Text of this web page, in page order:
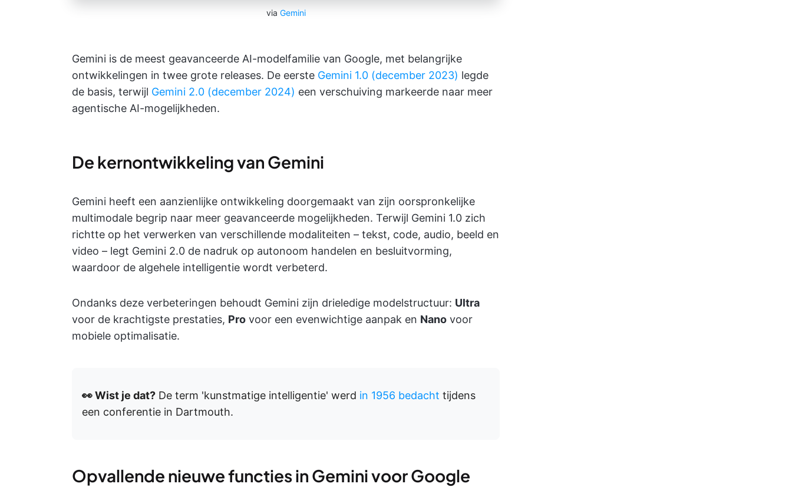
via Gemini
Gemini is de meest geavanceerde AI-modelfamilie van Google, met belangrijke
ontwikkelingen in twee grote releases. De eerste Gemini 1.0 (december 2023) legde
de basis, terwijl Gemini 2.0 (december 2024) een verschuiving markeerde naar meer
agentische AI-mogelijkheden.
De kernontwikkeling van Gemini
Gemini heeft een aanzienlijke ontwikkeling doorgemaakt van zijn oorspronkelijke
multimodale begrip naar meer geavanceerde mogelijkheden. Terwijl Gemini 1.0 zich
richtte op het verwerken van verschillende modaliteiten – tekst, code, audio, beeld en
video – legt Gemini 2.0 de nadruk op autonoom handelen en besluitvorming,
waardoor de algehele intelligentie wordt verbeterd.
Ondanks deze verbeteringen behoudt Gemini zijn drieledige modelstructuur: Ultra
voor de krachtigste prestaties, Pro voor een evenwichtige aanpak en Nano voor
mobiele optimalisatie.
👀 Wist je dat? De term 'kunstmatige intelligentie' werd in 1956 bedacht tijdens
een conferentie in Dartmouth.
Opvallende nieuwe functies in Gemini voor Google